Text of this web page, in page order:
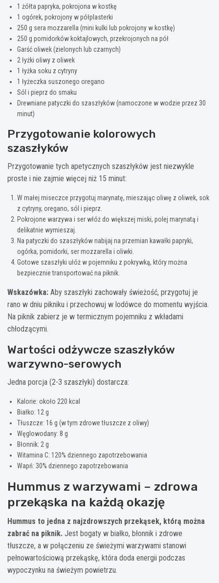
1 żółta papryka, pokrojona w kostkę
1 ogórek, pokrojony w półplasterki
250 g sera mozzarella (mini kulki lub pokrojony w kostkę)
250 g pomidorków koktajlowych, przekrojonych na pół
Garść oliwek (zielonych lub czarnych)
2 łyżki oliwy z oliwek
1 łyżka soku z cytryny
1 łyżeczka suszonego oregano
Sól i pieprz do smaku
Drewniane patyczki do szaszłyków (namoczone w wodzie przez 30
minut)
Przygotowanie kolorowych
szaszłyków
Przygotowanie tych apetycznych szaszłyków jest niezwykle
proste i nie zajmie więcej niż 15 minut:
W małej miseczce przygotuj marynatę, mieszając oliwę z oliwek, sok
z cytryny, oregano, sól i pieprz.
Pokrojone warzywa i ser włóż do większej miski, polej marynatą i
delikatnie wymieszaj.
Na patyczki do szaszłyków nabijaj na przemian kawałki papryki,
ogórka, pomidorki, ser mozzarella i oliwki.
Gotowe szaszłyki ułóż w pojemniku z pokrywką, który można
bezpiecznie transportować na piknik.
Wskazówka: Aby szaszłyki zachowały świeżość, przygotuj je
rano w dniu pikniku i przechowuj w lodówce do momentu wyjścia.
Na piknik zabierz je w termicznym pojemniku z wkładami
chłodzącymi.
Wartości odżywcze szaszłyków
warzywno-serowych
Jedna porcja (2-3 szaszłyki) dostarcza:
Kalorie: około 220 kcal
Białko: 12 g
Tłuszcze: 16 g (w tym zdrowe tłuszcze z oliwy)
Węglowodany: 8 g
Błonnik: 2 g
Witamina C: 120% dziennego zapotrzebowania
Wapń: 30% dziennego zapotrzebowania
Hummus z warzywami – zdrowa
przekąska na każdą okazję
Hummus to jedna z najzdrowszych przekąsek, którą można
zabrać na piknik. Jest bogaty w białko, błonnik i zdrowe
tłuszcze, a w połączeniu ze świeżymi warzywami stanowi
pełnowartościową przekąskę, która doda energii podczas
wypoczynku na świeżym powietrzu.